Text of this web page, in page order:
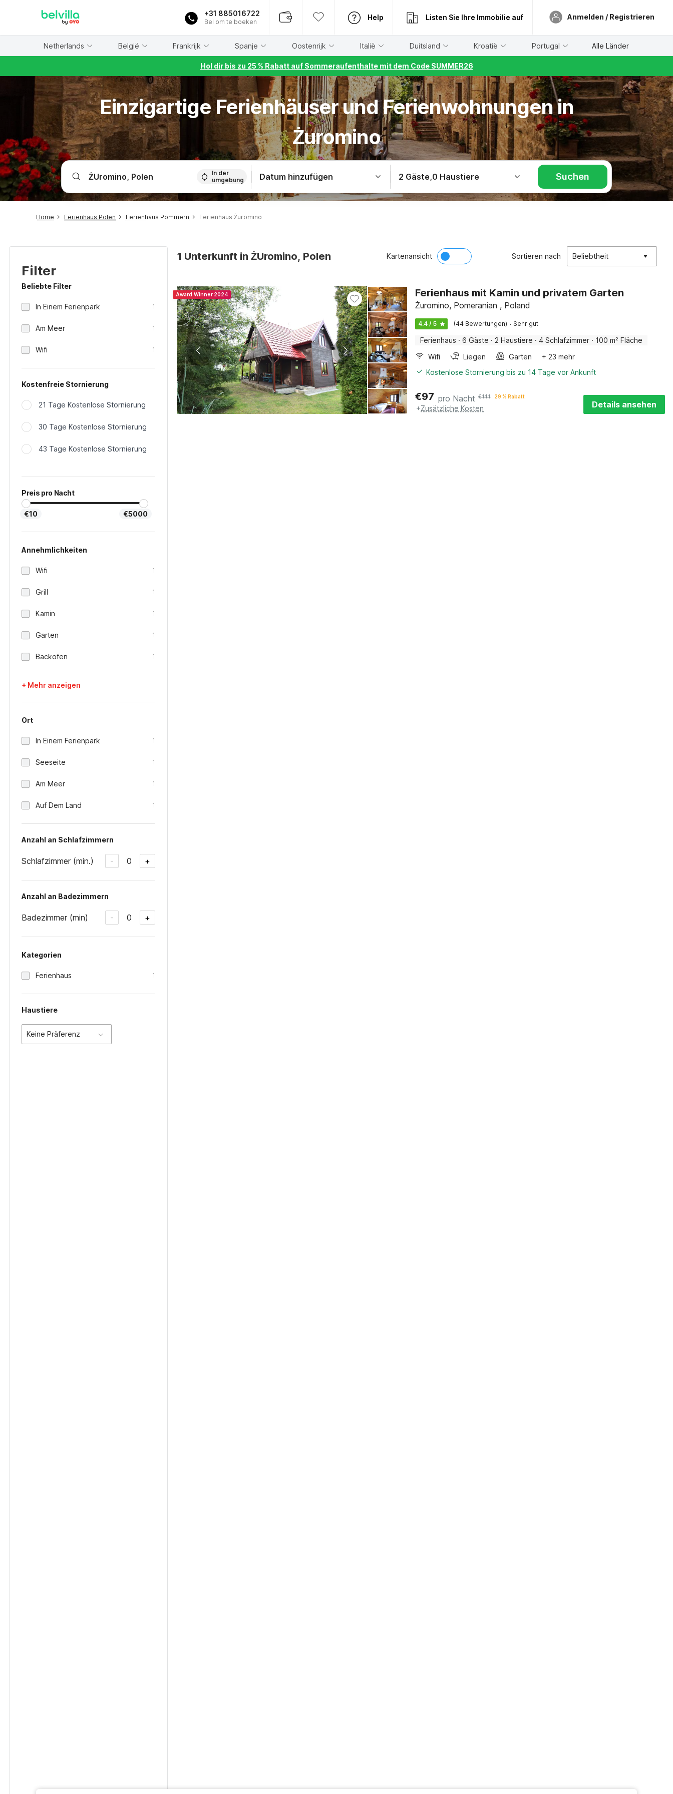
+31 885016722
Bel om te boeken
Help Listen Sie Ihre Immobilie auf Anmelden / Registrieren
Netherlands België Frankrijk Spanje Oostenrijk Italië Duitsland Kroatië Portugal Alle Länder
Hol dir bis zu 25 % Rabatt auf Sommeraufenthalte mit dem Code SUMMER26
Einzigartige Ferienhäuser und Ferienwohnungen in
Żuromino
In der
umgebung
Datum hinzufügen 2 Gäste,0 Haustiere Suchen
Home Ferienhaus Polen Ferienhaus Pommern Ferienhaus Żuromino
Filter
Beliebte Filter
In Einem Ferienpark 1
Am Meer 1
Wifi 1
Kostenfreie Stornierung
21 Tage Kostenlose Stornierung
30 Tage Kostenlose Stornierung
43 Tage Kostenlose Stornierung
Preis pro Nacht
€10 €5000
Annehmlichkeiten
Wifi 1
Grill 1
Kamin 1
Garten 1
Backofen 1
+ Mehr anzeigen
Ort
In Einem Ferienpark 1
Seeseite 1
Am Meer 1
Auf Dem Land 1
Anzahl an Schlafzimmern
Schlafzimmer (min.) - 0 +
Anzahl an Badezimmern
Badezimmer (min) - 0 +
Kategorien
Ferienhaus 1
Haustiere
Keine Präferenz
1 Unterkunft in ŻUromino, Polen Kartenansicht Sortieren nach Beliebtheit
Award Winner 2024 Ferienhaus mit Kamin und privatem Garten
Żuromino, Pomeranian , Poland
4.4 / 5 (44 Bewertungen) · Sehr gut
Ferienhaus · 6 Gäste · 2 Haustiere · 4 Schlafzimmer · 100 m² Fläche
Wifi
Liegen Garten
+ 23 mehr
Kostenlose Stornierung bis zu 14 Tage vor Ankunft
€97 pro Nacht €141 29 % Rabatt
+Zusätzliche Kosten Details ansehen